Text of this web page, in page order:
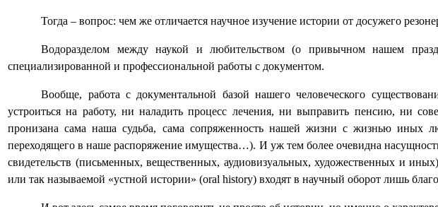
Тогда – вопрос: чем же отличается научное изучение истории от досужего
Водоразделом между наукой и любительством (о привычном нашем
специализированной и профессиональной работы с документом.
Вообще, работа с документальной базой нашего человеческого
устроиться на работу, ни наладить процесс лечения, ни выправить пенсию, ни
пронизана сама наша судьба, сама сопряженность нашей жизни с жизнью иных
переходящего в наше распоряжение имущества…). И уж тем более очевидна
свидетельств (письменных, вещественных, аудиовизуальных, художественных и
или так называемой «устной истории» (oral history) входят в научный оборот лишь